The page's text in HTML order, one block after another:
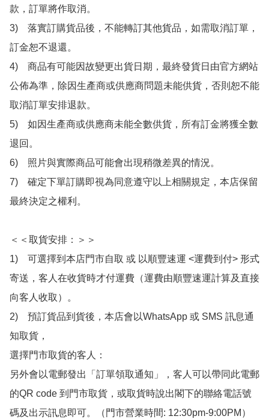
款，訂單將作取消。
3)　落實訂購貨品後，不能轉訂其他貨品，如需取消訂單，
訂金恕不退還。
4)　商品有可能因故變更出貨日期，最終發貨日由官方網站
公佈為準，除因生產商或供應商問題未能供貨，否則恕不能
取消訂單安排退款。
5)　如因生產商或供應商未能全數供貨，所有訂金將獲全數
退回。
6)　照片與實際商品可能會出現稍微差異的情況。
7)　確定下單訂購即視為同意遵守以上相關規定，本店保留
最終決定之權利。
＜＜取貨安排：＞＞
1)　可選擇到本店門市自取 或 以順豐速運 <運費到付> 形式
寄送，客人在收貨時才付運費（運費由順豐速運計算及直接
向客人收取）。
2)　預訂貨品到貨後，本店會以WhatsApp 或 SMS 訊息通
知取貨，
選擇門市取貨的客人：
另外會以電郵發出「訂單領取通知」，客人可以帶同此電郵
的QR code 到門市取貨，或取貨時說出閣下的聯絡電話號
碼及出示訊息即可。（門市營業時間: 12:30pm-9:00PM）